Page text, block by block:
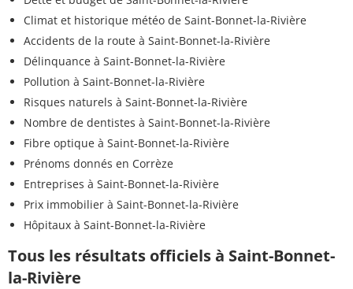
Climat et historique météo de Saint-Bonnet-la-Rivière
Accidents de la route à Saint-Bonnet-la-Rivière
Délinquance à Saint-Bonnet-la-Rivière
Pollution à Saint-Bonnet-la-Rivière
Risques naturels à Saint-Bonnet-la-Rivière
Nombre de dentistes à Saint-Bonnet-la-Rivière
Fibre optique à Saint-Bonnet-la-Rivière
Prénoms donnés en Corrèze
Entreprises à Saint-Bonnet-la-Rivière
Prix immobilier à Saint-Bonnet-la-Rivière
Hôpitaux à Saint-Bonnet-la-Rivière
Tous les résultats officiels à Saint-Bonnet-
la-Rivière